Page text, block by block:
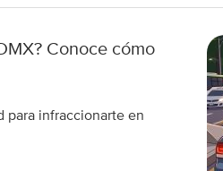
Conoce cómo
para infraccionarte en